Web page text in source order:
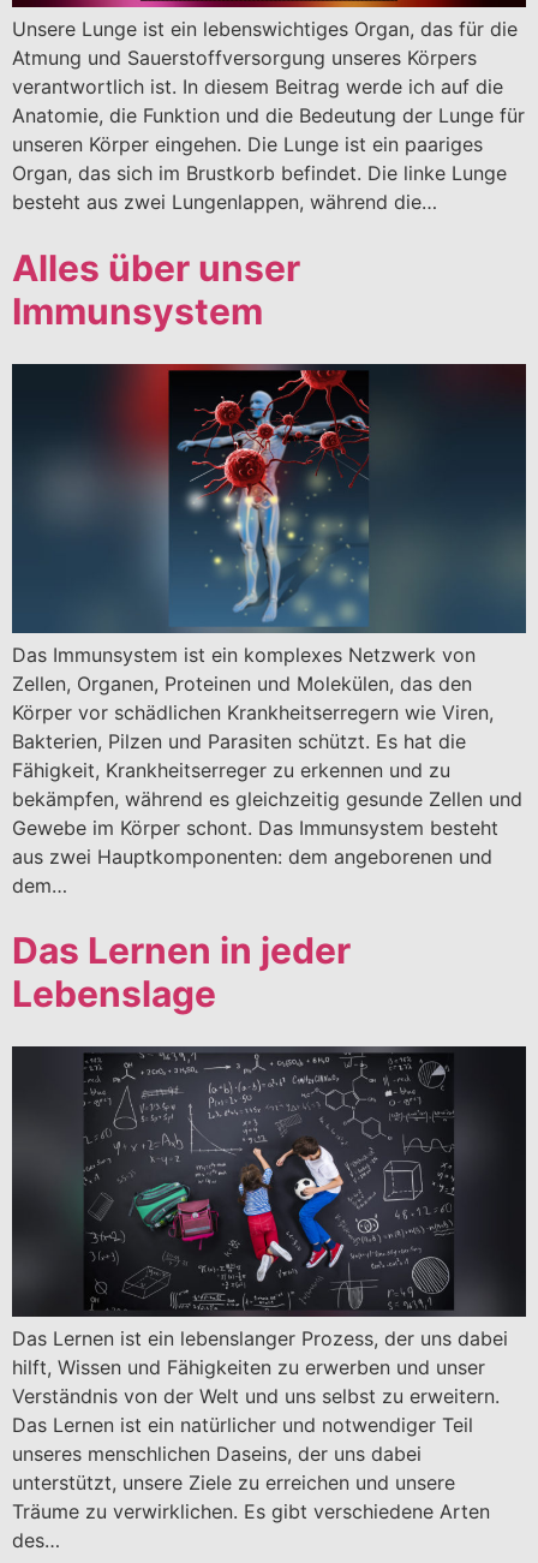
Unsere Lunge ist ein lebenswichtiges Organ, das für die
Atmung und Sauerstoffversorgung unseres Körpers
verantwortlich ist. In diesem Beitrag werde ich auf die
Anatomie, die Funktion und die Bedeutung der Lunge für
unseren Körper eingehen. Die Lunge ist ein paariges
Organ, das sich im Brustkorb befindet. Die linke Lunge
besteht aus zwei Lungenlappen, während die…
Alles über unser
Immunsystem
Das Immunsystem ist ein komplexes Netzwerk von
Zellen, Organen, Proteinen und Molekülen, das den
Körper vor schädlichen Krankheitserregern wie Viren,
Bakterien, Pilzen und Parasiten schützt. Es hat die
Fähigkeit, Krankheitserreger zu erkennen und zu
bekämpfen, während es gleichzeitig gesunde Zellen und
Gewebe im Körper schont. Das Immunsystem besteht
aus zwei Hauptkomponenten: dem angeborenen und
dem…
Das Lernen in jeder
Lebenslage
Das Lernen ist ein lebenslanger Prozess, der uns dabei
hilft, Wissen und Fähigkeiten zu erwerben und unser
Verständnis von der Welt und uns selbst zu erweitern.
Das Lernen ist ein natürlicher und notwendiger Teil
unseres menschlichen Daseins, der uns dabei
unterstützt, unsere Ziele zu erreichen und unsere
Träume zu verwirklichen. Es gibt verschiedene Arten
des…